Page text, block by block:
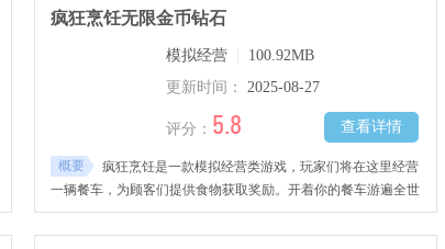
取丰厚钱财，将你的店铺做大做强，感兴趣的玩家千万不要错过
疯狂烹饪无限金币钻石
模拟经营
100.92MB
更新时间：
2025-08-27
查看详情
评分： 5.8
概要
疯狂烹饪是一款模拟经营类游戏，玩家们将在这里经营
一辆餐车，为顾客们提供食物获取奖励。开着你的餐车游遍全世
界，成为享誉世界的美食大师。